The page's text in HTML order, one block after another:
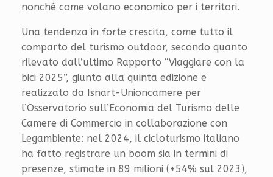
nonché come volano economico per i territori.
Una tendenza in forte crescita, come tutto il
comparto del turismo outdoor, secondo quanto
rilevato dall’ultimo Rapporto “Viaggiare con la
bici 2025”, giunto alla quinta edizione e
realizzato da Isnart-Unioncamere per
l’Osservatorio sull’Economia del Turismo delle
Camere di Commercio in collaborazione con
Legambiente: nel 2024, il cicloturismo italiano
ha fatto registrare un boom sia in termini di
presenze, stimate in 89 milioni (+54% sul 2023),